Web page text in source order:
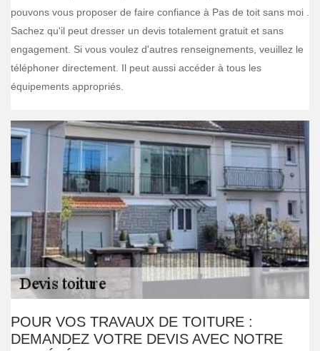
pouvons vous proposer de faire confiance à Pas de toit sans moi .
Sachez qu'il peut dresser un devis totalement gratuit et sans
engagement. Si vous voulez d'autres renseignements, veuillez le
téléphoner directement. Il peut aussi accéder à tous les
équipements appropriés.
POUR VOS TRAVAUX DE TOITURE :
DEMANDEZ VOTRE DEVIS AVEC NOTRE